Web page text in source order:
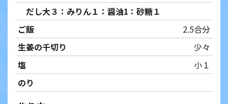
だし大３：みりん１：醤油1：砂糖１
ご飯
2.5合分
生姜の千切り
少々
塩
小１
のり